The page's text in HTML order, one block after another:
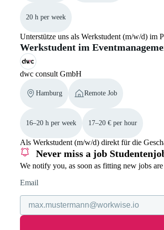
20 h per week
Unterstütze uns als Werkstudent (m/w/d) im
Werkstudent im
dwc consult GmbH
Hamburg Remote Job
16–20 h per week 17–20 € per hour
Als Werkstudent (m/w/d) direkt für die
Never miss a job
We notify you, as soon as fitting new jobs
Email